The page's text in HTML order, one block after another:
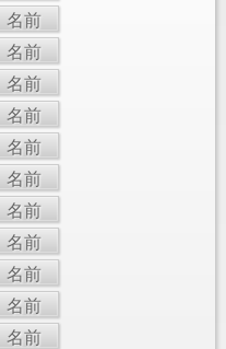
名前
名前
名前
名前
名前
名前
名前
名前
名前
名前
名前